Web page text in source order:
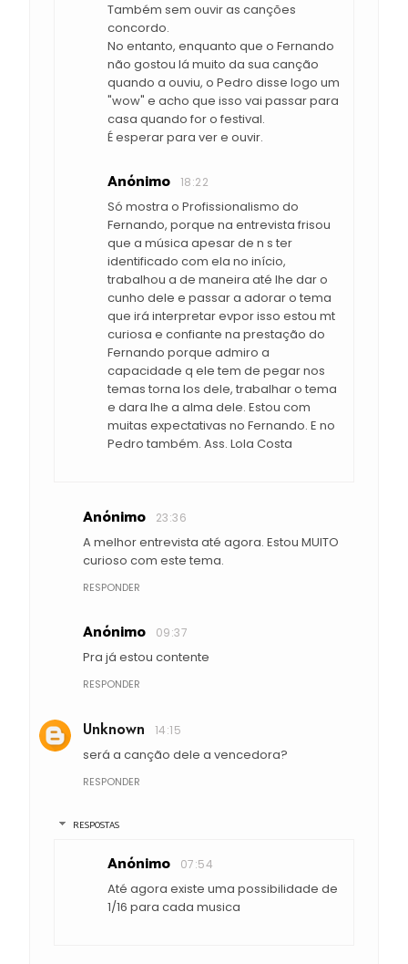
Também sem ouvir as canções
concordo.
No entanto, enquanto que o Fernando
não gostou lá muito da sua canção
quando a ouviu, o Pedro disse logo um
"wow" e acho que isso vai passar para
casa quando for o festival.
É esperar para ver e ouvir.
Anónimo 18:22
Só mostra o Profissionalismo do
Fernando, porque na entrevista frisou
que a música apesar de n s ter
identificado com ela no início,
trabalhou a de maneira até lhe dar o
cunho dele e passar a adorar o tema
que irá interpretar evpor isso estou mt
curiosa e confiante na prestação do
Fernando porque admiro a
capacidade q ele tem de pegar nos
temas torna los dele, trabalhar o tema
e dara lhe a alma dele. Estou com
muitas expectativas no Fernando. E no
Pedro também. Ass. Lola Costa
Anónimo 23:36
A melhor entrevista até agora. Estou MUITO
curioso com este tema.
RESPONDER
Anónimo 09:37
Pra já estou contente
RESPONDER
Unknown 14:15
será a canção dele a vencedora?
RESPONDER
RESPOSTAS
Anónimo 07:54
Até agora existe uma possibilidade de
1/16 para cada musica